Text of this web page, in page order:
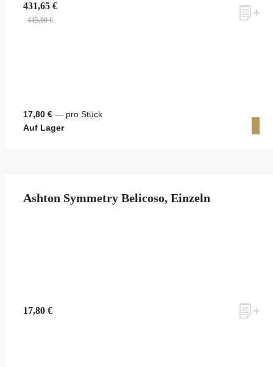
445,00 €
431,65 €
17,80 € — pro Stück
Auf Lager
25
Ashton Symmetry Belicoso, Einzeln
17,80 €